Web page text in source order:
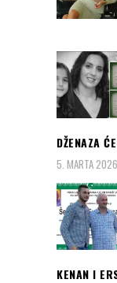
DŽENAZA
5. MARTA 2026
KENAN I